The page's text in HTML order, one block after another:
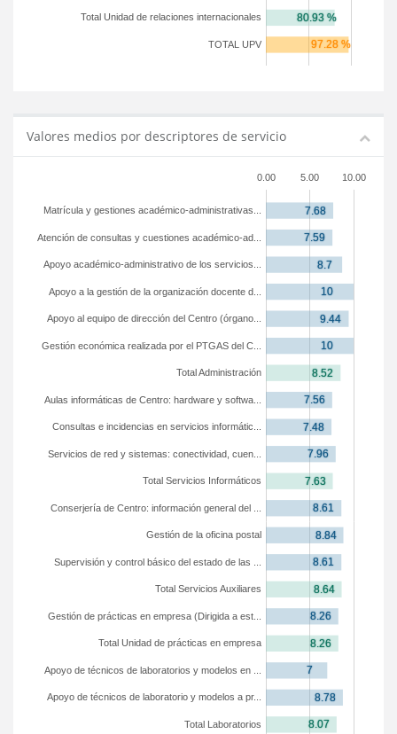
TOTAL UPV
Total Unidad de relaciones internacionales
Valores medios por descriptores de servicio
0.00 5.00 10.00
Total Laboratorios
Apoyo de técnicos de laboratorio y modelos a pr...
Apoyo de técnicos de laboratorios y modelos en ...
Total Unidad de prácticas en empresa
Gestión de prácticas en empresa (Dirigida a est...
Total Servicios Auxiliares
Supervisión y control básico del estado de las ...
Gestión de la oficina postal
Conserjería de Centro: información general del ...
Total Servicios Informáticos
Servicios de red y sistemas: conectividad, cuen...
Consultas e incidencias en servicios informátic...
Aulas informáticas de Centro: hardware y softwa...
Total Administración
Gestión económica realizada por el PTGAS del C...
Apoyo al equipo de dirección del Centro (órgano...
Apoyo a la gestión de la organización docente d...
Apoyo académico-administrativo de los servicios...
Atención de consultas y cuestiones académico-ad...
Matrícula y gestiones académico-administrativas...